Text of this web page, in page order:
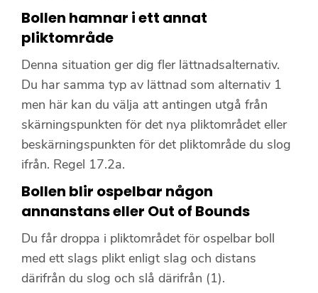
Bollen hamnar i ett annat
pliktområde
Denna situation ger dig fler lättnadsalternativ.
Du har samma typ av lättnad som alternativ 1
men här kan du välja att antingen utgå från
skärningspunkten för det nya pliktområdet eller
beskärningspunkten för det pliktområde du slog
ifrån. Regel 17.2a.
Bollen blir ospelbar någon
annanstans eller Out of Bounds
Du får droppa i pliktområdet för ospelbar boll
med ett slags plikt enligt slag och distans
därifrån du slog och slå därifrån (1).